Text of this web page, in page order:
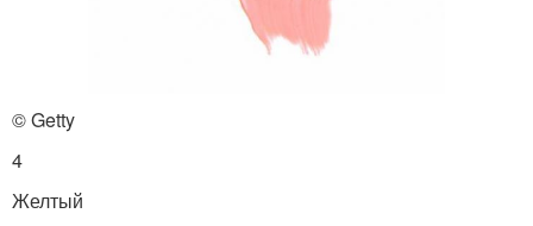
© Getty
4
Желтый